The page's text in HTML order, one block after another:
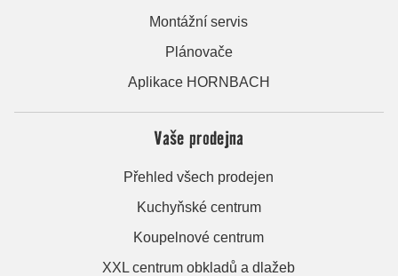
Montážní servis
Plánovače
Aplikace HORNBACH
Vaše prodejna
Přehled všech prodejen
Kuchyňské centrum
Koupelnové centrum
XXL centrum obkladů a dlažeb